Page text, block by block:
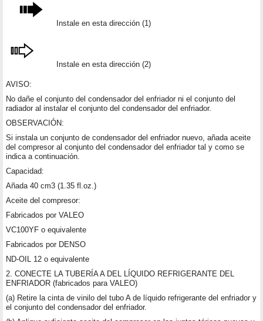
Instale en esta dirección (1)
Instale en esta dirección (2)
AVISO:
No dañe el conjunto del condensador del enfriador ni el conjunto del
radiador al instalar el conjunto del condensador del enfriador.
OBSERVACIÓN:
Si instala un conjunto de condensador del enfriador nuevo, añada aceite
del compresor al conjunto del condensador del enfriador tal y como se
indica a continuación.
Capacidad:
Añada 40 cm3 (1.35 fl.oz.)
Aceite del compresor:
Fabricados por VALEO
VC100YF o equivalente
Fabricados por DENSO
ND-OIL 12 o equivalente
2. CONECTE LA TUBERÍA A DEL LÍQUIDO REFRIGERANTE DEL
ENFRIADOR (fabricados para VALEO)
(a) Retire la cinta de vinilo del tubo A de líquido refrigerante del enfriador y
el conjunto del condensador del enfriador.